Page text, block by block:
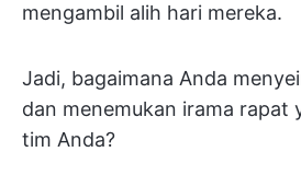
mengambil alih hari mereka.
Jadi, bagaimana Anda
dan menemukan irama rapat
tim Anda?